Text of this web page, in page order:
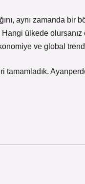
aynı zamanda bir
Hangi ülkede
ve global
tamamladık.